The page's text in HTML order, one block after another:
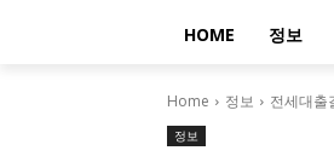
HOME 정보
Home 정보 전세대출
정보